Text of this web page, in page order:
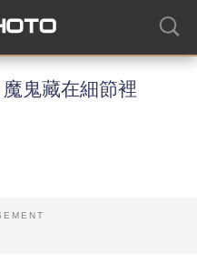
鬼藏在細節裡